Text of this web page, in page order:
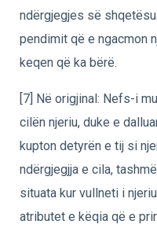
ndërgjegjes së
pendimit që e ngacmon
keqen që ka bërë.
[7] Në origjinal: Nefs-i
cilën njeriu, duke e
kupton detyrën e tij si
ndërgjegjja e cila,
situata kur vullneti i
atributet e këqia që e